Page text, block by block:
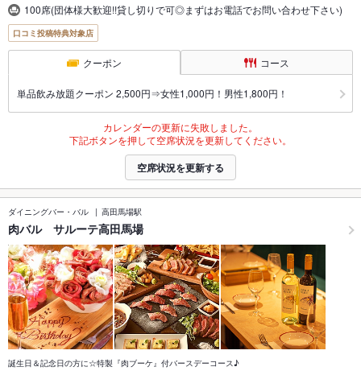
100席(団体様大歓迎!!貸し切りで可◎まずはお電話でお問い合わせ下さい)
口コミ投稿特典対象店
クーポン コース
単品飲み放題クーポン 2,500円⇒女性1,000円！男性1,800円！
カレンダーの更新に失敗しました。
下記ボタンを押して空席状況を更新してください。
空席状況を更新する
ダイニングバー・バル 高田馬場駅
肉バル サルーテ高田馬場
誕生日＆記念日の方に☆特製『肉ブーケ』付バースデーコース♪